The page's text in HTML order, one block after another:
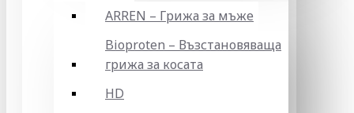
ARREN – Грижа за мъже
Bioproten – Възстановяваща
грижа за косата
HD